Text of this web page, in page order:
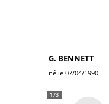
G. BENNETT
né le 07/04/1990
173